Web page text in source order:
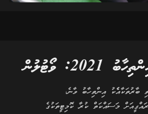
ވޯޓުލުން
ގާނޫނީ ބޮޑެތި ބާރުތަކާއެެކު އިންތިހާބު ވާނެ،
މަސައްކަތް ކުރާ ކޮމިޓީތަކުގެ